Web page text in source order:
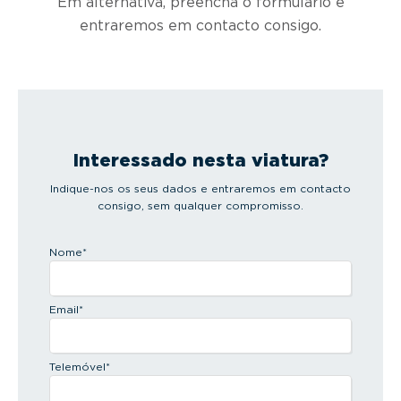
entraremos em contacto consigo.
Interessado nesta viatura?
Indique-nos os seus dados e entraremos em contacto
consigo, sem qualquer compromisso.
Nome*
Email*
Telemóvel*